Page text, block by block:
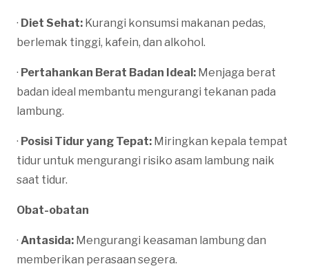
· Diet Sehat: Kurangi konsumsi makanan pedas,
berlemak tinggi, kafein, dan alkohol.
· Pertahankan Berat Badan Ideal: Menjaga berat
badan ideal membantu mengurangi tekanan pada
lambung.
· Posisi Tidur yang Tepat: Miringkan kepala tempat
tidur untuk mengurangi risiko asam lambung naik
saat tidur.
Obat-obatan
· Antasida: Mengurangi keasaman lambung dan
memberikan perasaan segera.